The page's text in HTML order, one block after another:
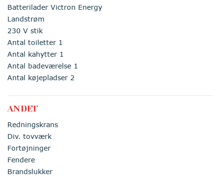
Batterilader Victron Energy
Landstrøm
230 V stik
Antal toiletter 1
Antal kahytter 1
Antal badeværelse 1
Antal køjepladser 2
ANDET
Redningskrans
Div. tovværk
Fortøjninger
Fendere
Brandslukker